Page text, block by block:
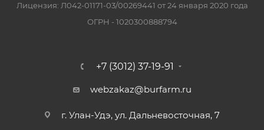
Лицензия: Л042-01171-03/00269441 от 24 января 2020 года
ОГРН - 1020300888794
+7 (3012) 37-19-91
webzakaz@burfarm.ru
г. Улан-Удэ, ул. Дальневосточная, 7